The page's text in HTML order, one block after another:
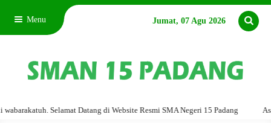
Menu Jumat, 07 Agu 2026
Selamat Datang di Website Resmi SMA Negeri 15 Padang